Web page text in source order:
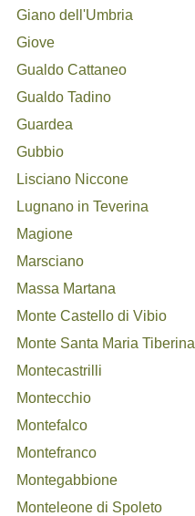
Giano dell'Umbria
Giove
Gualdo Cattaneo
Gualdo Tadino
Guardea
Gubbio
Lisciano Niccone
Lugnano in Teverina
Magione
Marsciano
Massa Martana
Monte Castello di Vibio
Monte Santa Maria Tiberina
Montecastrilli
Montecchio
Montefalco
Montefranco
Montegabbione
Monteleone di Spoleto